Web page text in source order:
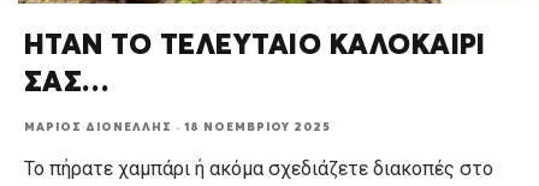
ΗΤΑΝ ΤΟ ΤΕΛΕΥΤΑΙΟ ΚΑΛΟΚΑΙΡΙ
ΣΑΣ…
ΜΆΡΙΟΣ ΔΙΟΝΈΛΛΗΣ · 18 ΝΟΕΜΒΡΊΟΥ 2025
Το πήρατε χαμπάρι ή ακόμα σχεδιάζετε διακοπές στο